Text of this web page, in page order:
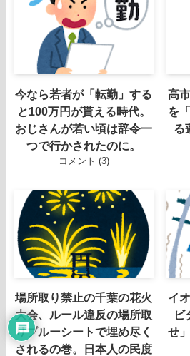
今なら若者が「転勤」する
と100万円が貰える時代。
おじさんが若い頃は辞令一
つで行かされたのに。
コメント (3)
高
を
る
場所取り禁止の千葉の花火
大会、ルール違反の場所取
りブルーシートで埋め尽く
されるの巻。日本人の民度
イ
ビ
せ